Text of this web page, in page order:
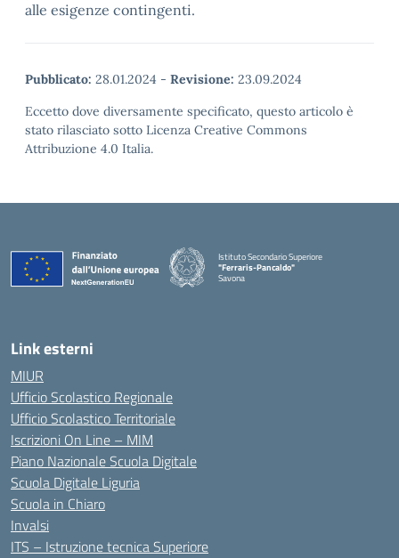
alle esigenze contingenti.
Pubblicato: 28.01.2024 - Revisione: 23.09.2024
Eccetto dove diversamente specificato, questo articolo è
stato rilasciato sotto Licenza Creative Commons
Attribuzione 4.0 Italia.
Istituto Secondario Superiore
"Ferraris-Pancaldo"
Savona
Link esterni
MIUR
Ufficio Scolastico Regionale
Ufficio Scolastico Territoriale
Iscrizioni On Line – MIM
Piano Nazionale Scuola Digitale
Scuola Digitale Liguria
Scuola in Chiaro
Invalsi
ITS – Istruzione tecnica Superiore